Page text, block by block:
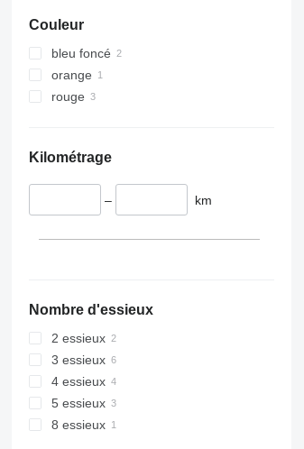
Couleur
bleu foncé
orange
rouge
Kilométrage
– km
Nombre d'essieux
2 essieux
3 essieux
4 essieux
5 essieux
8 essieux